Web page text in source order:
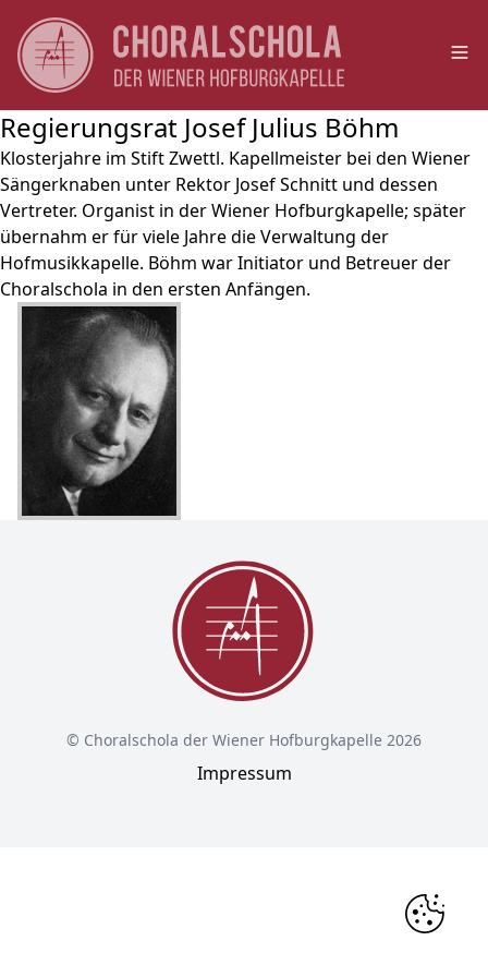
Regierungsrat Josef Julius Böhm
Klosterjahre im Stift Zwettl. Kapellmeister bei den Wiener
Sängerknaben unter Rektor Josef Schnitt und dessen
Vertreter. Organist in der Wiener Hofburgkapelle; später
übernahm er für viele Jahre die Verwaltung der
Hofmusikkapelle. Böhm war Initiator und Betreuer der
Choralschola in den ersten Anfängen.
© Choralschola der Wiener Hofburgkapelle 2026
Impressum